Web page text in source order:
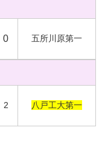
0 五所川原第一
2 八戸工大第一